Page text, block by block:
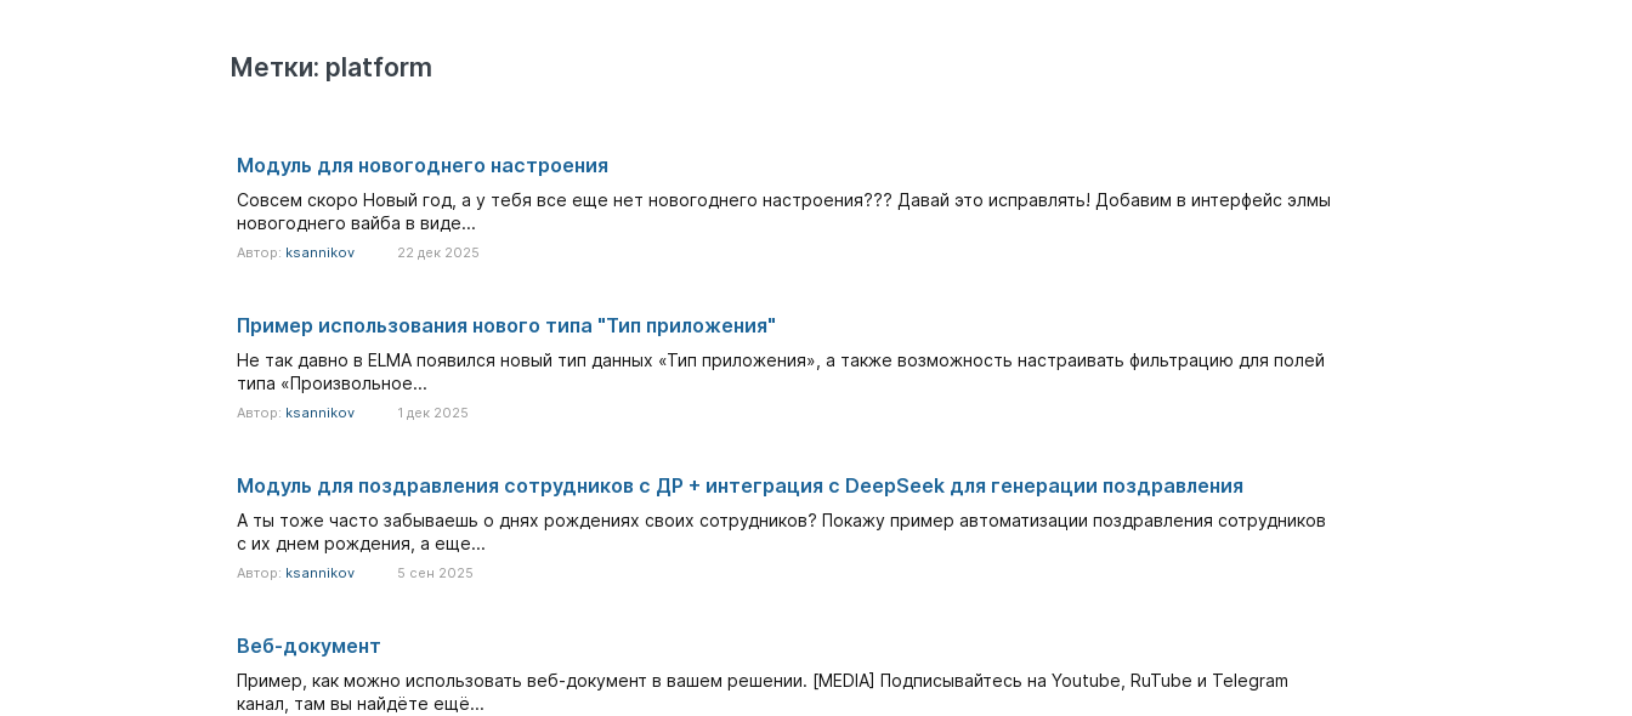
Метки: platform
Модуль для новогоднего настроения
Совсем скоро Новый год, а у тебя все еще нет новогоднего настроения??? Давай это исправлять! Добавим в интерфейс элмы
новогоднего вайба в виде...
Автор: ksannikov 22 дек 2025
Пример использования нового типа "Тип приложения"
Не так давно в ELMA появился новый тип данных «Тип приложения», а также возможность настраивать фильтрацию для полей
типа «Произвольное...
Автор: ksannikov 1 дек 2025
Модуль для поздравления сотрудников с ДР + интеграция с DeepSeek для генерации поздравления
А ты тоже часто забываешь о днях рождениях своих сотрудников? Покажу пример автоматизации поздравления сотрудников
с их днем рождения, а еще...
Автор: ksannikov 5 сен 2025
Веб-документ
Пример, как можно использовать веб-документ в вашем решении. [MEDIA] Подписывайтесь на Youtube, RuTube и Telegram
канал, там вы найдёте ещё...